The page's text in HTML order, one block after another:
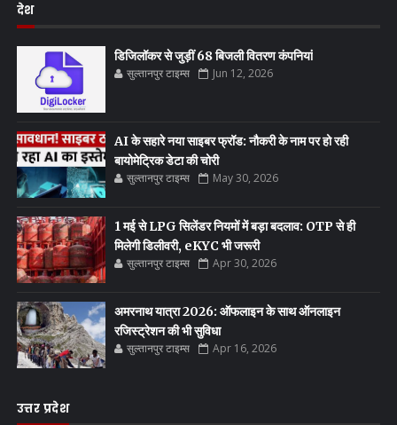
देश
डिजिलॉकर से जुड़ीं 68 बिजली वितरण कंपनियां
सुल्तानपुर टाइम्स Jun 12, 2026
AI के सहारे नया साइबर फ्रॉड: नौकरी के नाम पर हो रही
बायोमेट्रिक डेटा की चोरी
सुल्तानपुर टाइम्स May 30, 2026
1 मई से LPG सिलेंडर नियमों में बड़ा बदलाव: OTP से ही
मिलेगी डिलीवरी, eKYC भी जरूरी
सुल्तानपुर टाइम्स Apr 30, 2026
अमरनाथ यात्रा 2026: ऑफलाइन के साथ ऑनलाइन
रजिस्ट्रेशन की भी सुविधा
सुल्तानपुर टाइम्स Apr 16, 2026
उत्तर प्रदेश